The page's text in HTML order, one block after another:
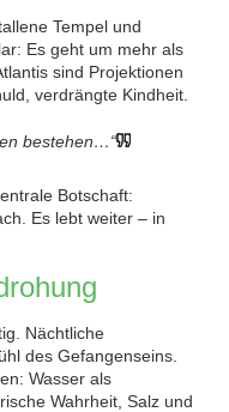
Tempel und
Es geht um mehr als
sind Projektionen
verdrängte Kindheit.
bestehen…“
Botschaft:
Es lebt weiter – in
Nächtliche
des Gefangenseins.
Wasser als
Wahrheit, Salz und